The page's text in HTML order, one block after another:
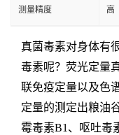
测量精度 高
真菌毒素对身体有
毒素呢？荧光定量
联免疫定量以及色
定量的测定出粮油
霉毒素B1、呕吐毒